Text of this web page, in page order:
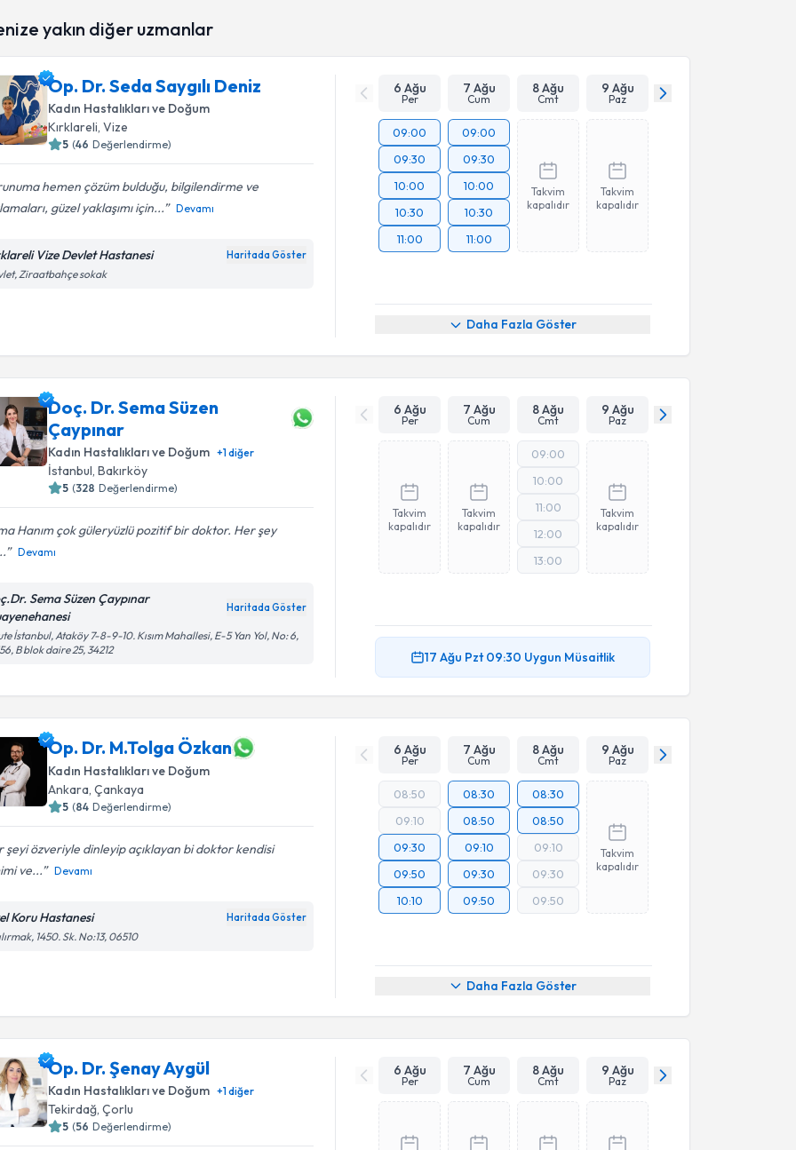
yakın diğer uzmanlar
Op. Dr. Seda Saygılı Deniz
Kadın Hastalıkları ve Doğum
Kırklareli, Vize
5 (46 Değerlendirme)
hemen çözüm bulduğu, bilgilendirme ve
güzel yaklaşımı için...
Devamı
Vize Devlet Hastanesi Haritada Göster
Ziraatbahçe sokak
6 Ağu
Per
7 Ağu
Cum
8 Ağu
Cmt
9 Ağu
Paz
09:00
09:30
10:00
10:30
11:00
09:00
09:30
10:00
10:30
11:00
Takvim
kapalıdır
Takvim
kapalıdır
Daha Fazla Göster
Doç. Dr. Sema Süzen
Çaypınar
Kadın Hastalıkları ve Doğum +1diğer
İstanbul , Bakırköy
5 (328 Değerlendirme)
Hanım çok güleryüzlü pozitif bir doktor. Her şey
Devamı
Sema Süzen Çaypınar
Haritada Göster
İstanbul, Ataköy 7-8-9-10. Kısım Mahallesi, E-5 Yan Yol, No: 6,
B blok daire 25, 34212
6 Ağu
Per
7 Ağu
Cum
8 Ağu
Cmt
9 Ağu
Paz
Takvim
kapalıdır
Takvim
kapalıdır
09:00
10:00
11:00
12:00
13:00
Takvim
kapalıdır
17 Ağu Pzt 09:30 Uygun Müsaitlik
Op. Dr. M.Tolga Özkan
Kadın Hastalıkları ve Doğum
Ankara , Çankaya
5 (84 Değerlendirme)
şeyi özveriyle dinleyip açıklayan bi doktor kendisi
ve...
Devamı
Koru Hastanesi Haritada Göster
1450. Sk. No:13, 06510
6 Ağu
Per
7 Ağu
Cum
8 Ağu
Cmt
9 Ağu
Paz
08:50
09:10
09:30
09:50
10:10
08:30
08:50
09:10
09:30
09:50
08:30
08:50
09:10
09:30
09:50
Takvim
kapalıdır
Daha Fazla Göster
Op. Dr. Şenay Aygül
Kadın Hastalıkları ve Doğum +1diğer
Tekirdağ, Çorlu
5 (56 Değerlendirme)
6 Ağu
Per
7 Ağu
Cum
8 Ağu
Cmt
9 Ağu
Paz